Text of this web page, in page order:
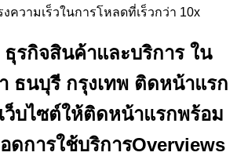
ความเร็วในการโหลดที่เร็วกว่า 10x
ธุรกิจสินค้าและบริการ ใน
ธนบุรี กรุงเทพ ติดหน้าแรก
ว็บไซต์ให้ติดหน้าแรกพร้อม
ดการใช้บริการOverviews